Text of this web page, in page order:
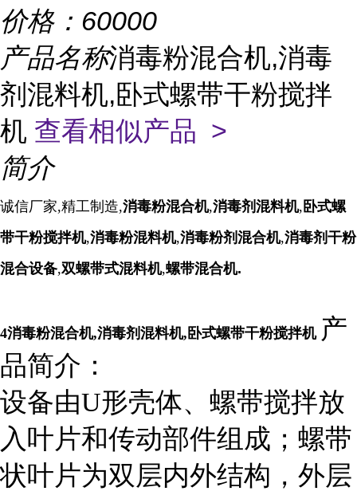
价格： 60000
产品名称消毒粉混合机,消毒
剂混料机,卧式螺带干粉搅拌
机 查看相似产品 >
简介
诚信厂家,精工制造,消毒粉混合机,消毒剂混料机, 卧式螺
带干粉搅拌机,消毒粉混料机,消毒粉剂混合机,消毒剂干粉
混合设备,双螺带式混料机,螺带混合机.
4消毒粉混合机,消毒剂混料机, 卧式螺带干粉搅拌机 产
品简介：
设备由U形壳体、螺带搅拌放
入叶片和传动部件组成；螺带
状叶片为双层内外结构，外层